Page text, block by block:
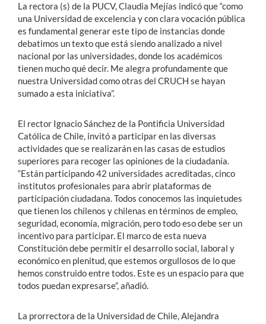
La rectora (s) de la PUCV, Claudia Mejías indicó que “como
una Universidad de excelencia y con clara vocación pública
es fundamental generar este tipo de instancias donde
debatimos un texto que está siendo analizado a nivel
nacional por las universidades, donde los académicos
tienen mucho qué decir. Me alegra profundamente que
nuestra Universidad como otras del CRUCH se hayan
sumado a esta iniciativa”.
El rector Ignacio Sánchez de la Pontificia Universidad
Católica de Chile, invitó a participar en las diversas
actividades que se realizarán en las casas de estudios
superiores para recoger las opiniones de la ciudadanía.
“Están participando 42 universidades acreditadas, cinco
institutos profesionales para abrir plataformas de
participación ciudadana. Todos conocemos las inquietudes
que tienen los chilenos y chilenas en términos de empleo,
seguridad, economía, migración, pero todo eso debe ser un
incentivo para participar. El marco de esta nueva
Constitución debe permitir el desarrollo social, laboral y
económico en plenitud, que estemos orgullosos de lo que
hemos construido entre todos. Este es un espacio para que
todos puedan expresarse”, añadió.
La prorrectora de la Universidad de Chile, Alejandra